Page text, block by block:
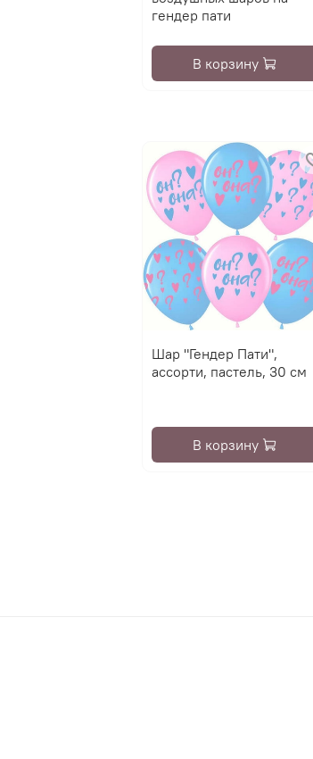
гендер пати
В корзину
Шар "Гендер Пати",
ассорти, пастель, 30 см
В корзину